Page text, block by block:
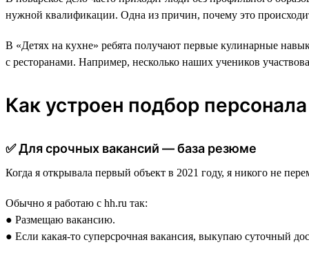
нужной квалификации. Одна из причин, почему это
В «Детях на кухне» ребята получают первые кулинарные
с ресторанами. Например, несколько наших учеников
Как устроен подбор персонала
✅ Для срочных вакансий — база резюме
Когда я открывала первый объект в 2021 году, я никого не
Обычно я работаю с hh.ru так:
● Размещаю вакансию.
● Если какая-то суперсрочная вакансия, выкупаю суточный